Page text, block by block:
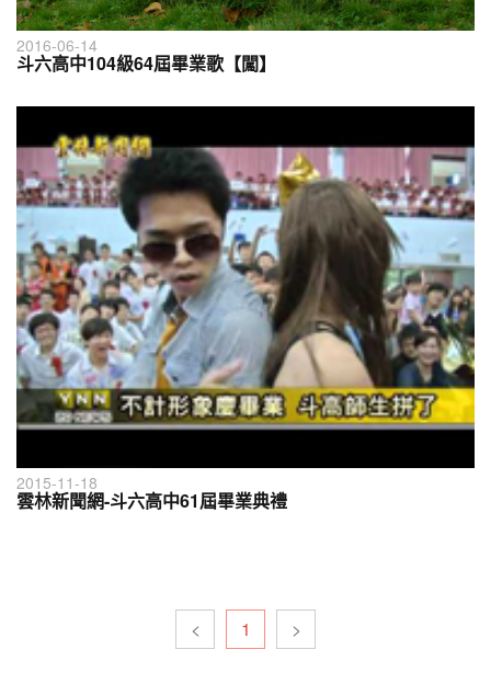
2016-06-14
斗六高中104級64屆畢業歌【闖】
2015-11-18
雲林新聞網-斗六高中61屆畢業典禮
< 1 >